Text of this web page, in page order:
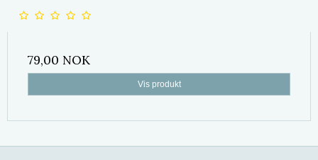
79,00 NOK
Vis produkt